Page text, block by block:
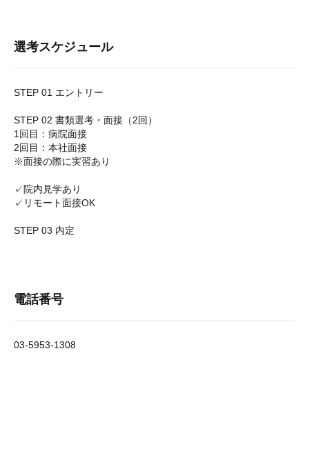
選考スケジュール
STEP 01 エントリー
STEP 02 書類選考・面接（2回）
1回目：病院面接
2回目：本社面接
※面接の際に実習あり
✓院内見学あり
✓リモート面接OK
STEP 03 内定
電話番号
03-5953-1308